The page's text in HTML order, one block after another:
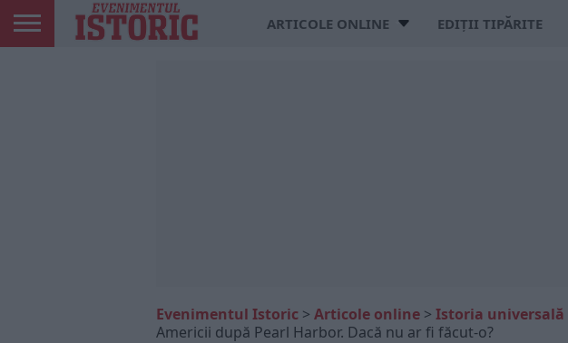
ARTICOLE ONLINE EDIȚII TIPĂRITE
Evenimentul Istoric > Articole online > Istoria universală
Americii după Pearl Harbor. Dacă nu ar fi făcut-o?